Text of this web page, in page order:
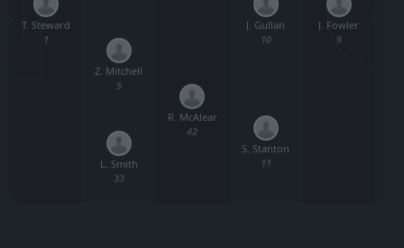
T. Steward
1
L. Smith
33
Z. Mitchell
5
R. McAlear
42
S. Stanton
11
J. Gullan
10
J. Fowler
9